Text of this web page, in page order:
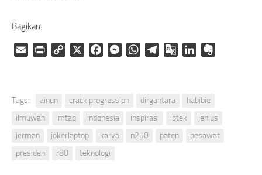
Bagikan:
Email Print
Copy
FacebookMessengerWhatsAppTelegramGoogleLinkedIn
Tags: ainun crack progression dirgantara
habibie
ilmuwan
imtaq indonesia inspirasi iptek
jenius
jerman
jokerlaptop karya n250 paten
pesawat
presiden
r80 teknologi